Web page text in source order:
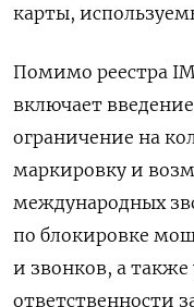
карты,
Помимо реестра
включает
ограничение на
маркировку и
международных
по блокировке
и звонков, а
ответственности